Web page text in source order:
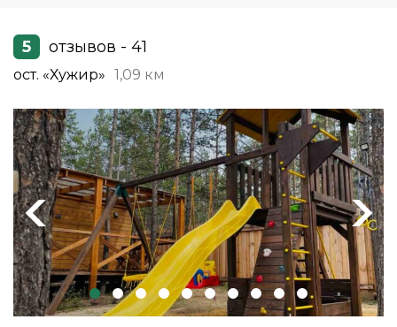
5 отзывов - 41
ост. «Хужир» 1,09 км
Previous Next